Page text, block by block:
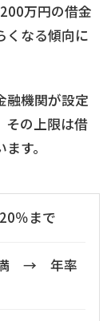
万円の借金
くなる傾向に
融機関が設定
その上限は借
す。
％まで
満 → 年率